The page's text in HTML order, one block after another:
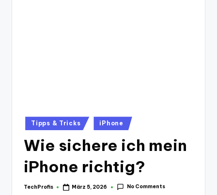
Posted
in
Tipps & Tricks iPhone
Wie sichere ich mein
iPhone richtig?
Posted
TechProfis März 5, 2026 No Comments